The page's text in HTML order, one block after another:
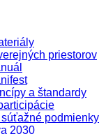
priestorov
a štandardy
podmienky
2030